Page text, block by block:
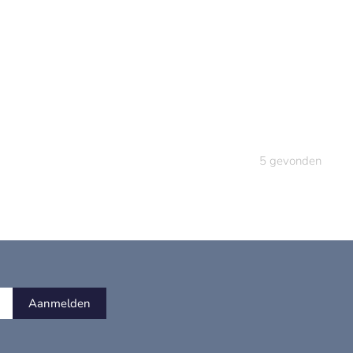
5 gevonden
Aanmelden